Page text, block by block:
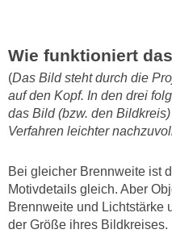
Wie funktioniert
(Das Bild steht durch die
auf den Kopf. In den drei
das Bild (bzw. den
Verfahren leichter
Bei gleicher Brennweite ist
Motivdetails gleich. Aber
Brennweite und Lichtstärke
der Größe ihres Bildkreises.